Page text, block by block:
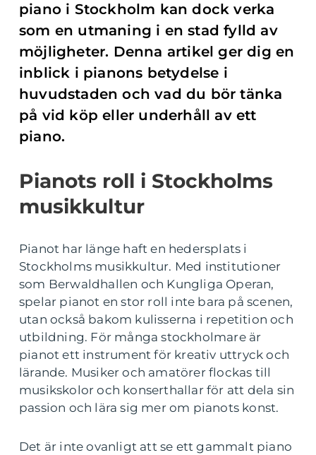
piano i Stockholm kan dock verka
som en utmaning i en stad fylld av
möjligheter. Denna artikel ger dig en
inblick i pianons betydelse i
huvudstaden och vad du bör tänka
på vid köp eller underhåll av ett
piano.
Pianots roll i Stockholms
musikkultur
Pianot har länge haft en hedersplats i
Stockholms musikkultur. Med institutioner
som Berwaldhallen och Kungliga Operan,
spelar pianot en stor roll inte bara på scenen,
utan också bakom kulisserna i repetition och
utbildning. För många stockholmare är
pianot ett instrument för kreativ uttryck och
lärande. Musiker och amatörer flockas till
musikskolor och konserthallar för att dela sin
passion och lära sig mer om pianots konst.
Det är inte ovanligt att se ett gammalt piano